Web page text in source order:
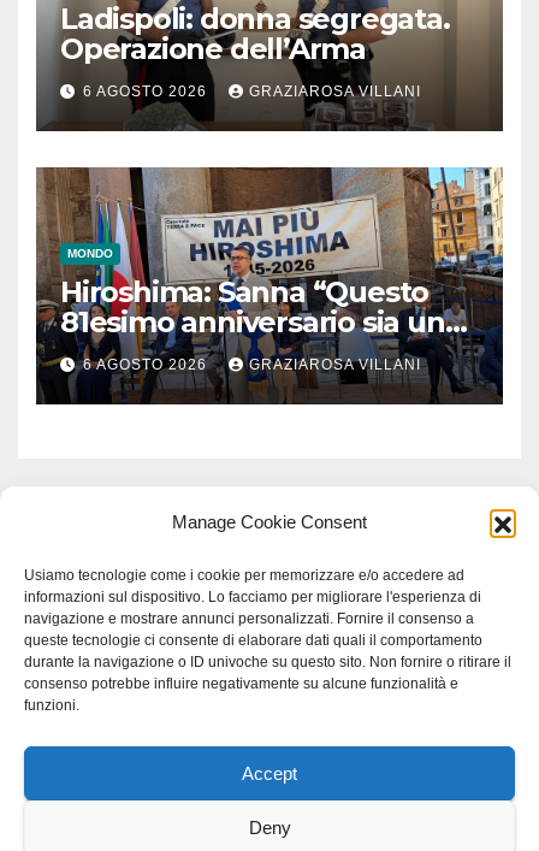
Manage Cookie Consent
Usiamo tecnologie come i cookie per memorizzare e/o accedere ad
informazioni sul dispositivo. Lo facciamo per migliorare l'esperienza di
navigazione e mostrare annunci personalizzati. Fornire il consenso a
queste tecnologie ci consente di elaborare dati quali il comportamento
durante la navigazione o ID univoche su questo sito. Non fornire o ritirare il
consenso potrebbe influire negativamente su alcune funzionalità e
funzioni.
Accept
Deny
Ladispoli: donna segregata.
Operazione dell’Arma
6 AGOSTO 2026 GRAZIAROSA VILLANI
MONDO
Hiroshima: Sanna “Questo
81esimo anniversario sia un
monito per tutti”
6 AGOSTO 2026 GRAZIAROSA VILLANI
Proudly powered by WordPress|Tema: Newspaperex di
Scienza studio specialistico bracciano